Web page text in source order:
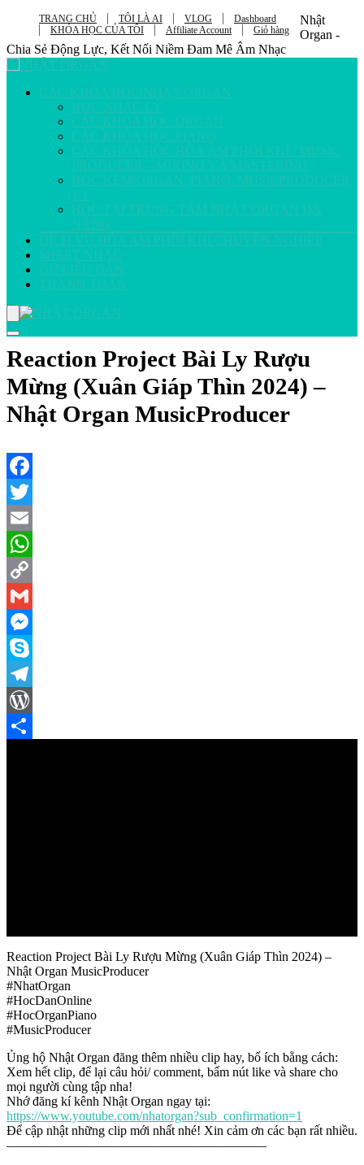
TRANG CHỦ TÔI LÀ AI VLOG
Dashboard
KHÓA HỌC CỦA TÔI
Affiliate Account Giỏ hàng
Nhật
Organ -
Chia Sẻ Động Lực, Kết Nối Niềm Đam Mê Âm Nhạc
CÁC KHÓA HỌC NHẬT ORGAN
HỌC NHẠC LÝ
CÁC KHÓA HỌC ORGAN
CÁC KHÓA HỌC PIANO
CÁC KHÓA HỌC HÒA ÂM PHỐI KHÍ / MUSIC
PRODUCER – MIXING VÀ MASTERING
HỌC KÈM ORGAN, PIANO, MUSICPRODUCER
1-1
HỌC TẠI TRUNG TÂM NHẬT ORGAN ĐÀ
NẴNG
DỊCH VỤ HÒA ÂM PHỐI KHÍ CHUYÊN NGHIỆP
SHEET NHẠC
DỮ LIỆU ĐÀN
THANH TOÁN
Reaction Project Bài Ly Rượu
Mừng (Xuân Giáp Thìn 2024) –
Nhật Organ MusicProducer
Facebook
Twitter
Email
WhatsApp
Copy
Link
Gmail
Messenger
Skype
Telegram
WordPress
Reaction Project Bài Ly Rượu Mừng (Xuân Giáp Thìn 2024) –
Nhật Organ MusicProducer
#NhatOrgan
#HocDanOnline
#HocOrganPiano
#MusicProducer
Ủng hộ Nhật Organ đăng thêm nhiều clip hay, bổ ích bằng cách:
Xem hết clip, để lại câu hỏi/ comment, bấm nút like và share cho
mọi người cùng tập nha!
Nhớ đăng kí kênh Nhật Organ ngay tại:
https://www.youtube.com/nhatorgan?sub_confirmation=1
Để cập nhật những clip mới nhất nhé! Xin cảm ơn các bạn rất nhiều.
————————————————————